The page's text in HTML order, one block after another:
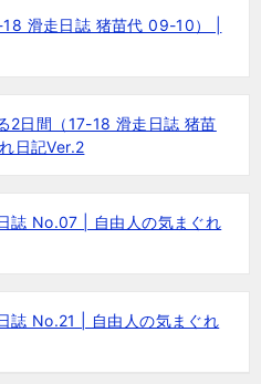
滑走日誌 猪苗代 09-10） |
2日間（17-18 滑走日誌 猪苗
日記Ver.2
誌 No.07 | 自由人の気まぐれ
誌 No.21 | 自由人の気まぐれ